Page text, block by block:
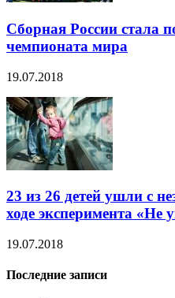
Сборная России стала
чемпионата мира
19.07.2018
23 из 26 детей ушли с
ходе эксперимента «Не
19.07.2018
Последние записи